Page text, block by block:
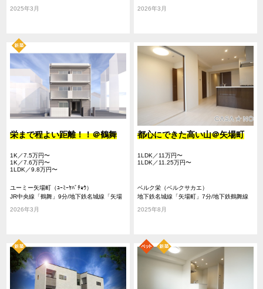
2025年3月 2026年3月
栄まで程よい距離！！＠鶴舞
1K／7.5万円〜
1K／7.6万円〜
1LDK／9.8万円〜
ユーミー矢場町（ﾕｰﾐｰﾔﾊﾞﾁｮｳ）
JR中央線「鶴舞」9分/地下鉄名城線「矢場
町」13分/地下鉄名城線「上前津」13分
2026年3月
都心にできた高い山＠矢場町
1LDK／11万円〜
1LDK／11.25万円〜
ベルク栄（ベルクサカエ）
地下鉄名城線「矢場町」7分/地下鉄鶴舞線
「大須観音」11分/地下鉄東山線「栄」11分
2025年8月